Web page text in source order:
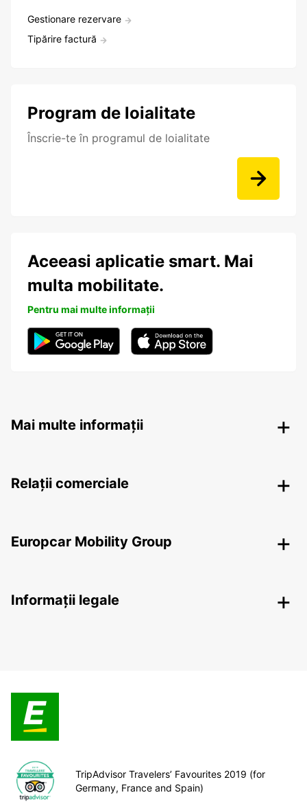
Gestionare rezervare
Tipărire factură
Program de loialitate
Înscrie-te în programul de loialitate
Aceeasi aplicatie smart. Mai
multa mobilitate.
Pentru mai multe informații
Mai multe informații
Relații comerciale
Europcar Mobility Group
Informații legale
TripAdvisor Travelers’ Favourites 2019 (for
Germany, France and Spain)